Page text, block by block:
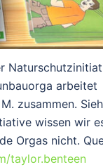
arbeitet
zusammen.
wissen wir
Orgas nicht.
taylor.benteen